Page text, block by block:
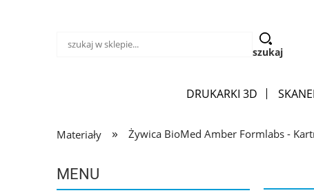
szukaj
DRUKARKI 3D
Materiały » Żywica BioMed Amber Formlabs -
MENU